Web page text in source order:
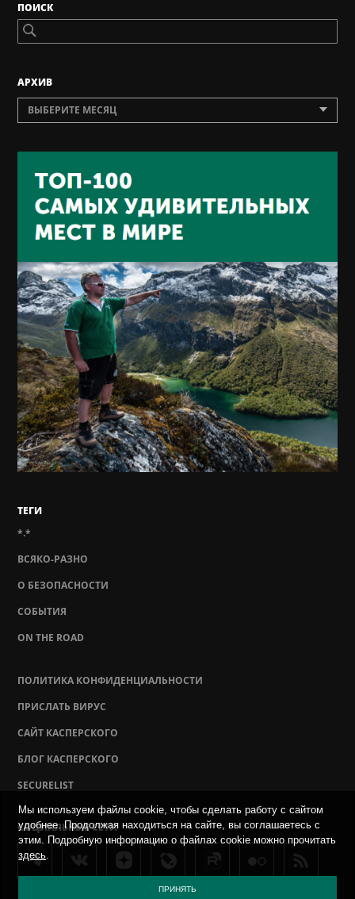
ПОИСК
AРХИВ
ВЫБЕРИТЕ МЕСЯЦ
ТЕГИ
*.*
ВСЯКО-РАЗНО
О БЕЗОПАСНОСТИ
СОБЫТИЯ
ON THE ROAD
ПОЛИТИКА КОНФИДЕНЦИАЛЬНОСТИ
ПРИСЛАТЬ ВИРУС
САЙТ КАСПЕРСКОГО
БЛОГ КАСПЕРСКОГО
SECURELIST
СОЦИАЛЬНЫЕ СЕТИ
Мы используем файлы cookie, чтобы сделать работу с сайтом
удобнее. Продолжая находиться на сайте, вы соглашаетесь с
этим. Подробную информацию о файлах cookie можно прочитать
здесь.
ПРИНЯТЬ